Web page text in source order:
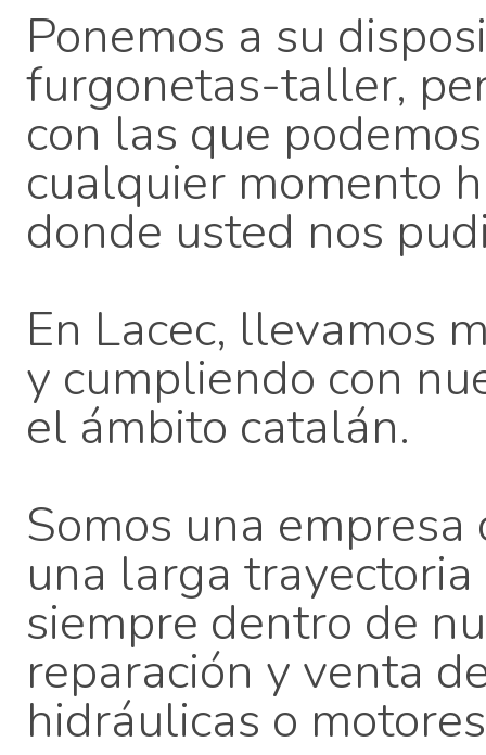
Ponemos a su
furgonetas-taller,
con las que
cualquier momento
donde usted nos
En Lacec, llevamos
y cumpliendo con
el ámbito catalán.
Somos una
una larga
siempre dentro de
reparación y venta
hidráulicas o